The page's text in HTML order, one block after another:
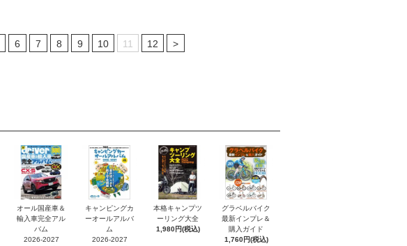
6 7 8 9 10 11 12 >
オール国産車＆
輸入車完全アル
バム
2026-2027
キャンピングカ
ーオールアルバ
ム
2026-2027
本格キャンプツ
ーリング大全
1,980円(税込)
グラベルバイク
最新インプレ＆
購入ガイド
1,760円(税込)